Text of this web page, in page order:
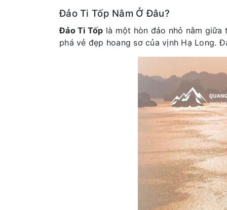
Đảo Ti Tốp Nằm Ở Đâu?
Đảo Ti Tốp là một hòn đảo nhỏ nằm
phá vẻ đẹp hoang sơ của vịnh Hạ Long.